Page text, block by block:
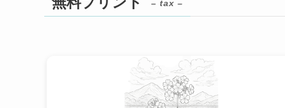
– tax –